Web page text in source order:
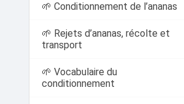
🌱 Conditionnement de l’ananas
🌱 Rejets d’ananas, récolte et
transport
🌱 Vocabulaire du
conditionnement